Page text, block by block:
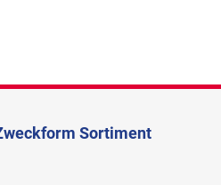
Sortiment